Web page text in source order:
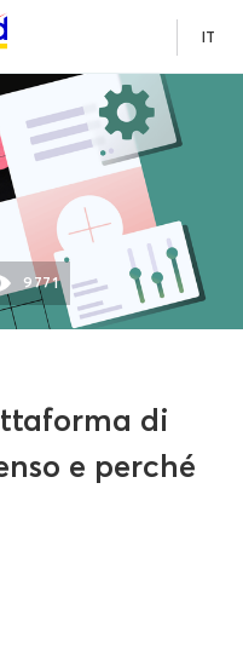
IT
di
e perché
9771